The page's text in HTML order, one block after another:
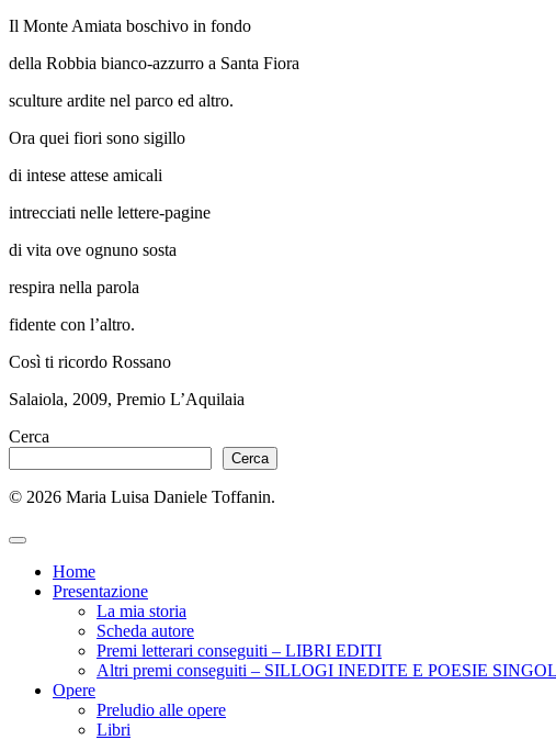
Il Monte Amiata boschivo in fondo
della Robbia bianco-azzurro a Santa Fiora
sculture ardite nel parco ed altro.
Ora quei fiori sono sigillo
di intese attese amicali
intrecciati nelle lettere-pagine
di vita ove ognuno sosta
respira nella parola
fidente con l’altro.
Così ti ricordo Rossano
Salaiola, 2009, Premio L’Aquilaia
Cerca
Cerca
© 2026 Maria Luisa Daniele Toffanin.
Home
Presentazione
La mia storia
Scheda autore
Premi letterari conseguiti – LIBRI EDITI
Altri premi conseguiti – SILLOGI INEDITE E POESIE
Opere
Preludio alle opere
Libri